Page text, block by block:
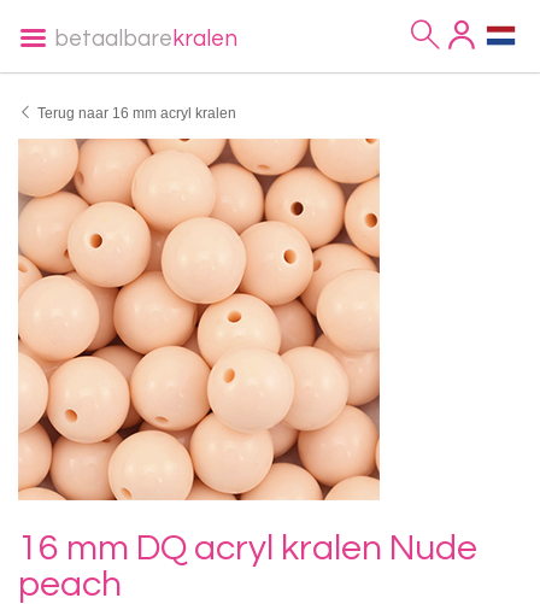
betaalbare kralen
Terug naar 16 mm acryl kralen
16 mm DQ acryl kralen Nude
peach